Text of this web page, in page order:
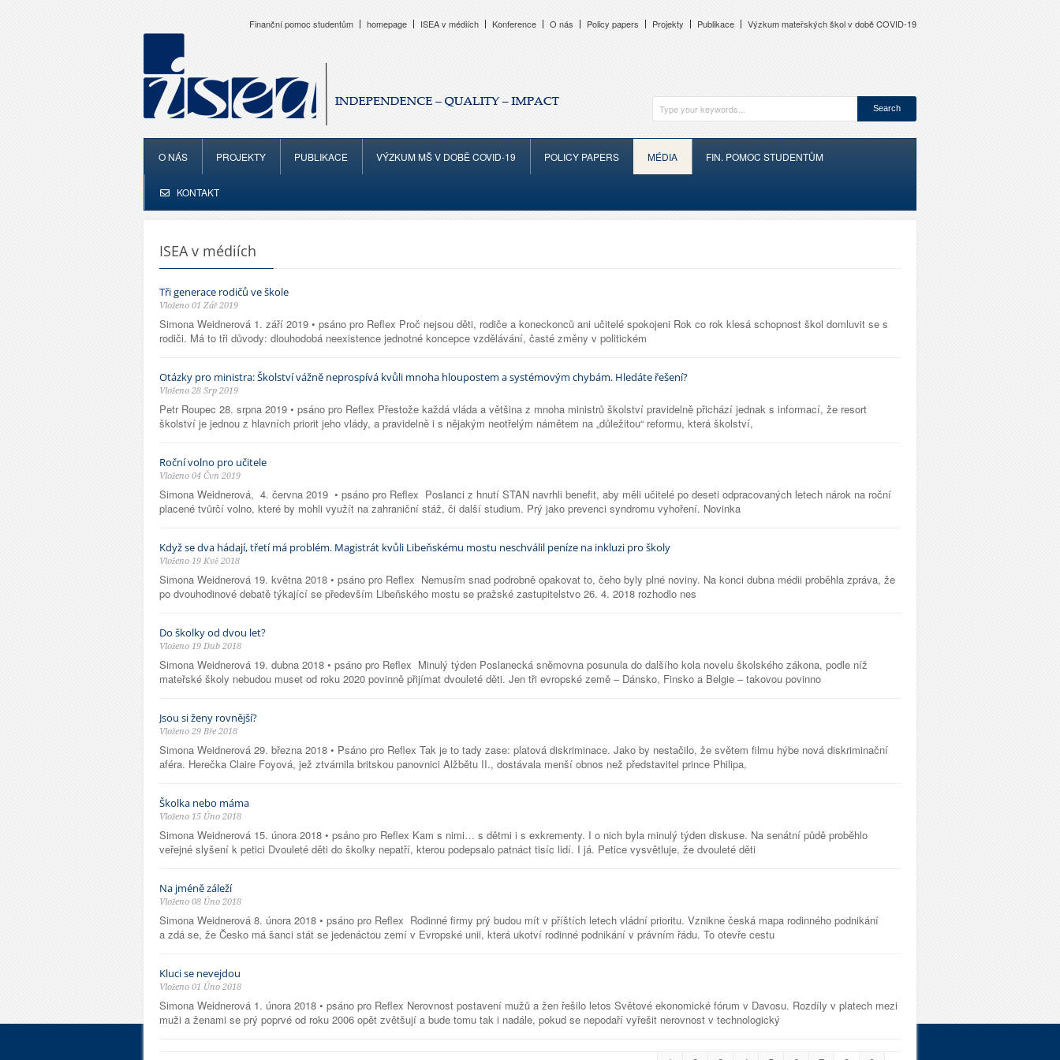
Finanční pomoc studentům homepage ISEA v médiích Konference O nás Policy papers Projekty Publikace Výzkum mateřských škol v době COVID-19
O NÁS PROJEKTY PUBLIKACE VÝZKUM MŠ V DOBĚ COVID-19 POLICY PAPERS MÉDIA FIN. POMOC STUDENTŮM
KONTAKT
ISEA v médiích
Tři generace rodičů ve škole
Vloženo 01 Zář 2019
Simona Weidnerová 1. září 2019 • psáno pro Reflex Proč nejsou děti, rodiče a koneckonců ani učitelé spokojeni Rok co rok klesá schopnost škol domluvit se s
rodiči. Má to tři důvody: dlouhodobá neexistence jednotné koncepce vzdělávání, časté změny v politickém
Otázky pro ministra: Školství vážně neprospívá kvůli mnoha hloupostem a systémovým chybám. Hledáte řešení?
Vloženo 28 Srp 2019
Petr Roupec 28. srpna 2019 • psáno pro Reflex Přestože každá vláda a většina z mnoha ministrů školství pravidelně přichází jednak s informací, že resort
školství je jednou z hlavních priorit jeho vlády, a pravidelně i s nějakým neotřelým námětem na „důležitou“ reformu, která školství,
Roční volno pro učitele
Vloženo 04 Čvn 2019
Simona Weidnerová, 4. června 2019 • psáno pro Reflex Poslanci z hnutí STAN navrhli benefit, aby měli učitelé po deseti odpracovaných letech nárok na roční
placené tvůrčí volno, které by mohli využít na zahraniční stáž, či další studium. Prý jako prevenci syndromu vyhoření. Novinka
Když se dva hádají, třetí má problém. Magistrát kvůli Libeňskému mostu neschválil peníze na inkluzi pro školy
Vloženo 19 Kvě 2018
Simona Weidnerová 19. května 2018 • psáno pro Reflex Nemusím snad podrobně opakovat to, čeho byly plné noviny. Na konci dubna médii proběhla zpráva, že
po dvouhodinové debatě týkající se především Libeňského mostu se pražské zastupitelstvo 26. 4. 2018 rozhodlo nes
Do školky od dvou let?
Vloženo 19 Dub 2018
Simona Weidnerová 19. dubna 2018 • psáno pro Reflex Minulý týden Poslanecká sněmovna posunula do dalšího kola novelu školského zákona, podle níž
mateřské školy nebudou muset od roku 2020 povinně přijímat dvouleté děti. Jen tři evropské země – Dánsko, Finsko a Belgie – takovou povinno
Jsou si ženy rovnější?
Vloženo 29 Bře 2018
Simona Weidnerová 29. března 2018 • Psáno pro Reflex Tak je to tady zase: platová diskriminace. Jako by nestačilo, že světem filmu hýbe nová diskriminační
aféra. Herečka Claire Foyová, jež ztvárnila britskou panovnici Alžbětu II., dostávala menší obnos než představitel prince Philipa,
Školka nebo máma
Vloženo 15 Úno 2018
Simona Weidnerová 15. února 2018 • psáno pro Reflex Kam s nimi… s dětmi i s exkrementy. I o nich byla minulý týden diskuse. Na senátní půdě proběhlo
veřejné slyšení k petici Dvouleté děti do školky nepatří, kterou podepsalo patnáct tisíc lidí. I já. Petice vysvětluje, že dvouleté děti
Na jméně záleží
Vloženo 08 Úno 2018
Simona Weidnerová 8. února 2018 • psáno pro Reflex Rodinné firmy prý budou mít v příštích letech vládní prioritu. Vznikne česká mapa rodinného podnikání
a zdá se, že Česko má šanci stát se jedenáctou zemí v Evropské unii, která ukotví rodinné podnikání v právním řádu. To otevře cestu
Kluci se nevejdou
Vloženo 01 Úno 2018
Simona Weidnerová 1. února 2018 • psáno pro Reflex Nerovnost postavení mužů a žen řešilo letos Světové ekonomické fórum v Davosu. Rozdíly v platech mezi
muži a ženami se prý poprvé od roku 2006 opět zvětšují a bude tomu tak i nadále, pokud se nepodaří vyřešit nerovnost v technologický